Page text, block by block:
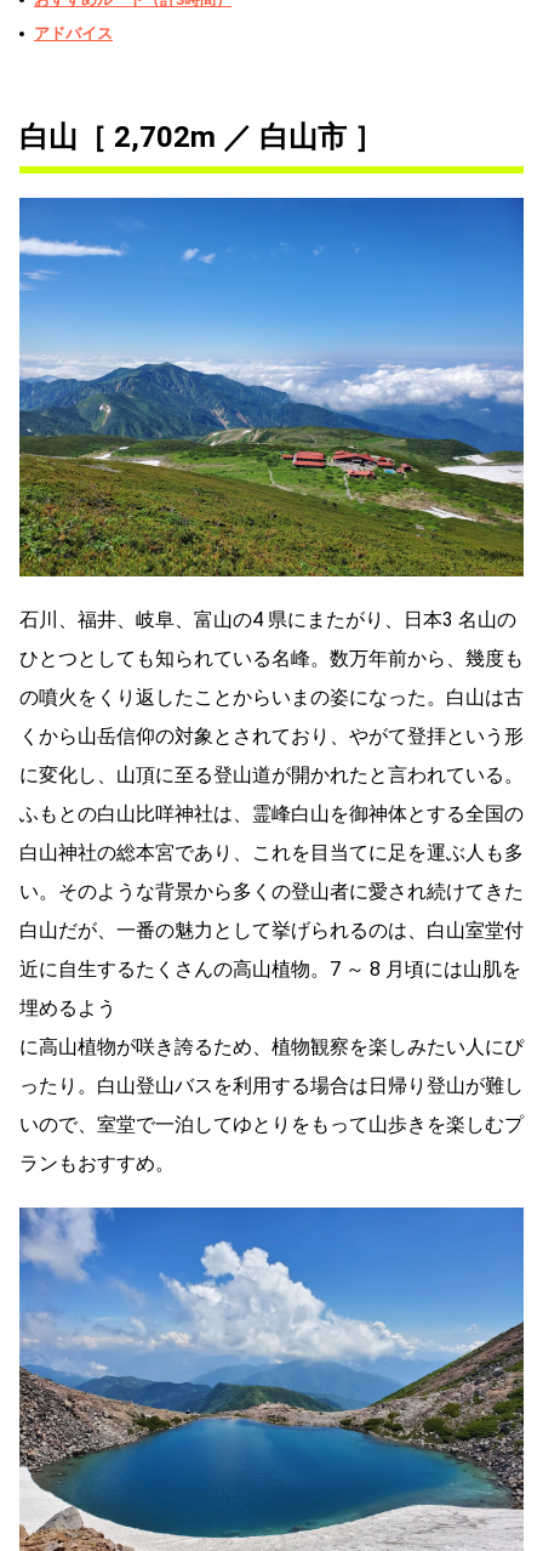
アドバイス
白山［ 2,702m ／ 白山市 ］
石川、福井、岐阜、富山の4 県にまたがり、日本3 名山の
ひとつとしても知られている名峰。数万年前から、幾度も
の噴火をくり返したことからいまの姿になった。白山は古
くから山岳信仰の対象とされており、やがて登拝という形
に変化し、山頂に至る登山道が開かれたと言われている。
ふもとの白山比咩神社は、霊峰白山を御神体とする全国の
白山神社の総本宮であり、これを目当てに足を運ぶ人も多
い。そのような背景から多くの登山者に愛され続けてきた
白山だが、一番の魅力として挙げられるのは、白山室堂付
近に自生するたくさんの高山植物。7 ～ 8 月頃には山肌を
埋めるよう
に高山植物が咲き誇るため、植物観察を楽しみたい人にぴ
ったり。白山登山バスを利用する場合は日帰り登山が難し
いので、室堂で一泊してゆとりをもって山歩きを楽しむプ
ランもおすすめ。